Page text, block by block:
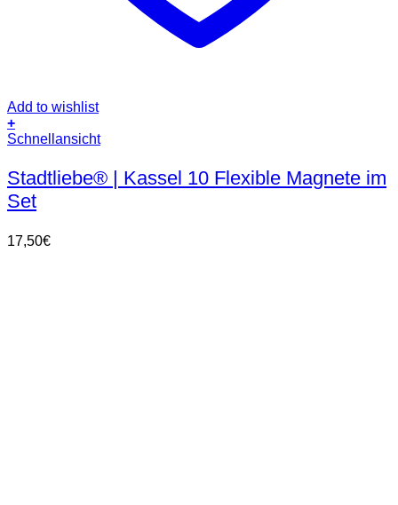
Add to wishlist
+
Schnellansicht
Stadtliebe® | Kassel 10 Flexible Magnete im
Set
17,50€